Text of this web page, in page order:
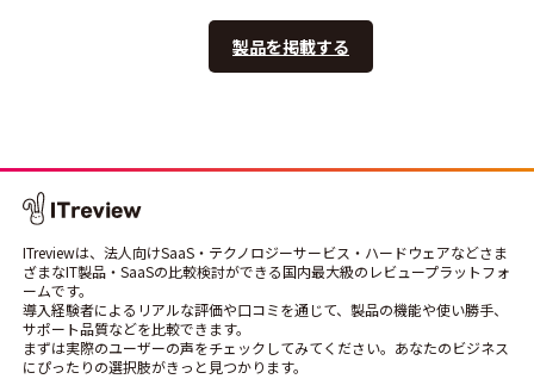
製品を掲載する
ITreviewは、法人向けSaaS・テクノロジーサービス・ハードウェアなどさま
ざまなIT製品・SaaSの比較検討ができる国内最大級のレビュープラットフォ
ームです。
導入経験者によるリアルな評価や口コミを通じて、製品の機能や使い勝手、
サポート品質などを比較できます。
まずは実際のユーザーの声をチェックしてみてください。あなたのビジネス
にぴったりの選択肢がきっと見つかります。